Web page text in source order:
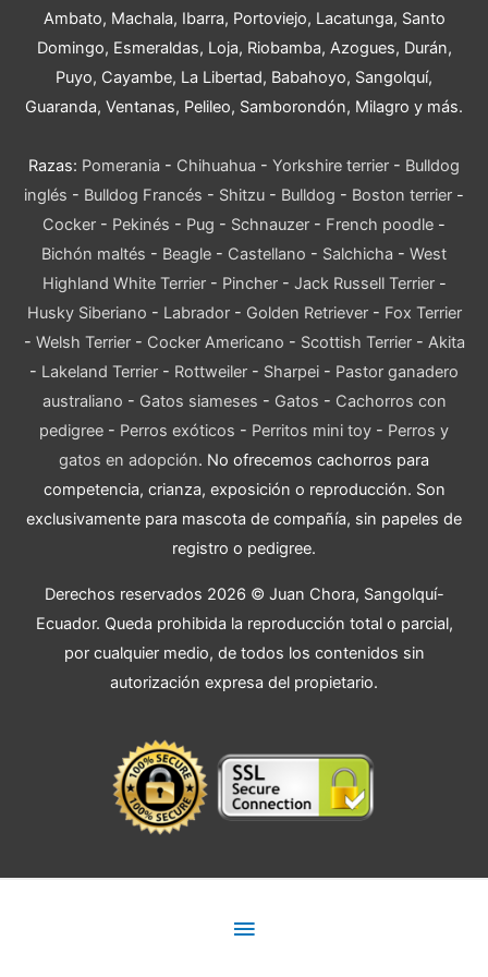
Menú
Ambato, Machala, Ibarra, Portoviejo, Lacatunga, Santo
Domingo, Esmeraldas, Loja, Riobamba, Azogues, Durán,
Puyo, Cayambe, La Libertad, Babahoyo, Sangolquí,
Guaranda, Ventanas, Pelileo, Samborondón, Milagro y más.
Razas: Pomerania - Chihuahua - Yorkshire terrier - Bulldog
inglés - Bulldog Francés - Shitzu - Bulldog - Boston terrier -
Cocker - Pekinés - Pug - Schnauzer - French poodle -
Bichón maltés - Beagle - Castellano - Salchicha - West
Highland White Terrier- Pincher- Jack Russell Terrier-
Husky Siberiano - Labrador- Golden Retriever- Fox Terrier
- Welsh Terrier- Cocker Americano - Scottish Terrier- Akita
- Lakeland Terrier - Rottweiler - Sharpei - Pastor ganadero
australiano - Gatos siameses - Gatos - Cachorros con
pedigree - Perros exóticos - Perritos mini toy - Perros y
gatos en adopción. No ofrecemos cachorros para
competencia, crianza, exposición o reproducción. Son
exclusivamente para mascota de compañía, sin papeles de
registro o pedigree.
Derechos reservados 2026 © Juan Chora, Sangolquí-
Ecuador. Queda prohibida la reproducción total o parcial,
por cualquier medio, de todos los contenidos sin
autorización expresa del propietario.